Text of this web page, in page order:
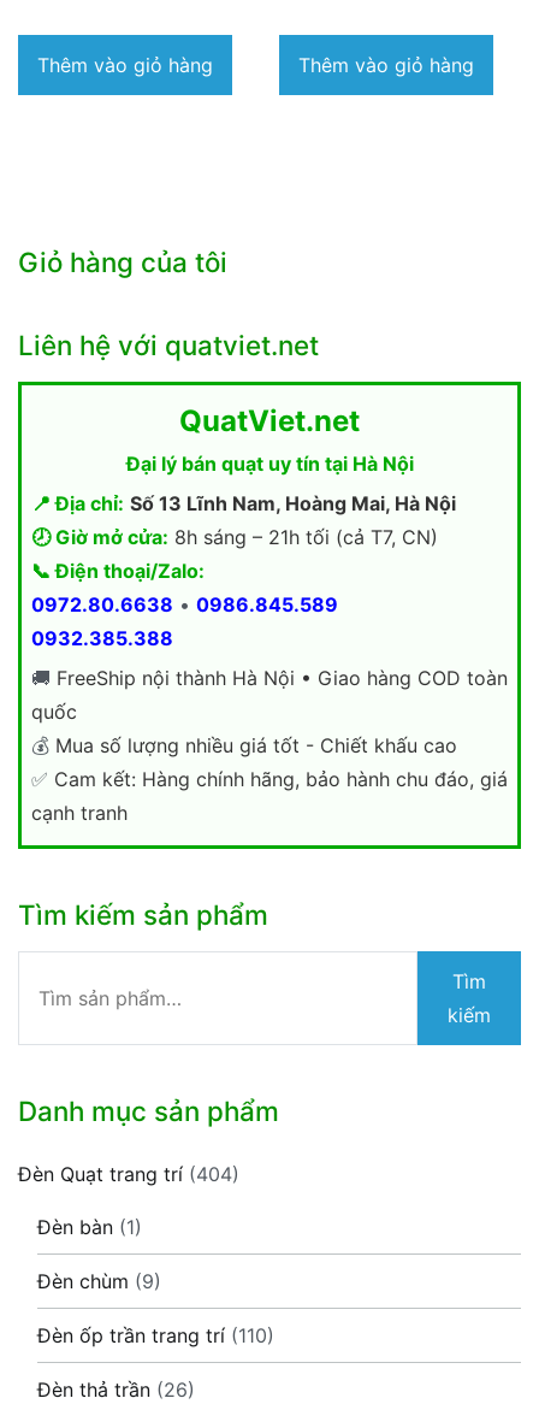
Thêm vào giỏ hàng Thêm vào giỏ hàng
Giỏ hàng của tôi
Liên hệ với quatviet.net
QuatViet.net
Đại lý bán quạt uy tín tại Hà Nội
📍 Địa chỉ: Số 13 Lĩnh Nam, Hoàng Mai, Hà Nội
🕗 Giờ mở cửa: 8h sáng – 21h tối (cả T7, CN)
📞 Điện thoại/Zalo:
0972.80.6638 • 0986.845.589
0932.385.388
🚚 FreeShip nội thành Hà Nội • Giao hàng COD toàn
quốc
💰 Mua số lượng nhiều giá tốt - Chiết khấu cao
✅ Cam kết: Hàng chính hãng, bảo hành chu đáo, giá
cạnh tranh
Tìm kiếm sản phẩm
kiếm:
Tìm
kiếm
Danh mục sản phẩm
Đèn Quạt trang trí (404)
Đèn bàn (1)
Đèn chùm (9)
Đèn ốp trần trang trí (110)
Đèn thả trần (26)